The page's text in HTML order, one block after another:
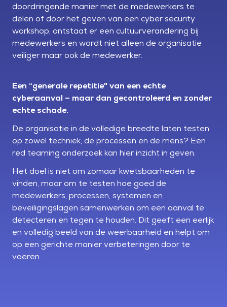
doordringende manier met de medewerkers te
delen of door het geven van een cyber security
workshop, ontstaat er een cultuurverandering bij
medewerkers en wordt niet alleen de organisatie
veiliger maar ook de medewerker.
Een “generale repetitie" van een echte
cyberaanval – maar dan gecontroleerd en zonder
echte schade.
De organisatie in de volledige breedte laten testen
op zowel techniek, de processen en de mens? Een
red teaming onderzoek kan hier inzicht in geven.
Het doel is niet om zomaar kwetsbaarheden te
vinden, maar om te testen hoe goed de
medewerkers, processen, systemen en
beveiligingslagen samenwerken om een aanval te
detecteren en tegen te houden. Dit geeft een eerlijk
en volledig beeld van de weerbaarheid en helpt om
op een gerichte manier verbeteringen door te
voeren.